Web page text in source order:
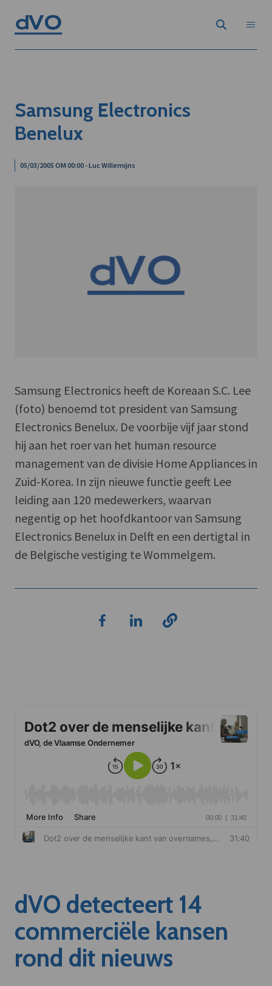
Samsung Electronics
Benelux
05/03/2005 OM 00:00 - Luc Willemijns
Samsung Electronics heeft de Koreaan S.C. Lee
(foto) benoemd tot president van Samsung
Electronics Benelux. De voorbije vijf jaar stond
hij aan het roer van het human resource
management van de divisie Home Appliances in
Zuid-Korea. In zijn nieuwe functie geeft Lee
leiding aan 120 medewerkers, waarvan
negentig op het hoofdkantoor van Samsung
Electronics Benelux in Delft en een dertigtal in
de Belgische vestiging te Wommelgem.
dVO detecteert 14
commerciële kansen
rond dit nieuws